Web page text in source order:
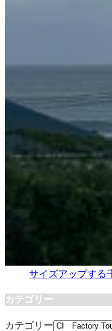
サイズアップする
カテゴリー
カテゴリー